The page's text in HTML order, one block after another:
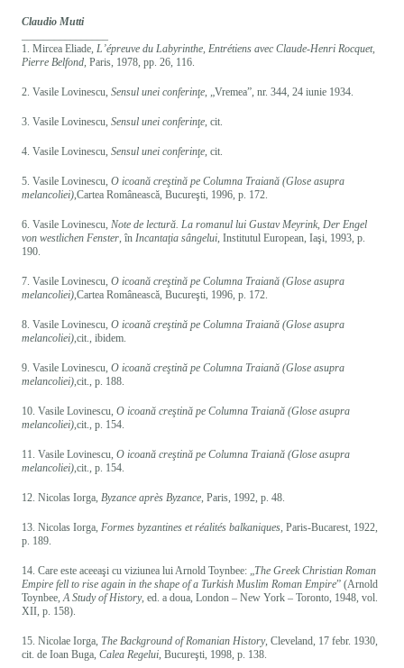
Claudio Mutti
1. Mircea Eliade,L’épreuve du Labyrinthe, Entrétiens avec Claude-Henri Rocquet,
Pierre Belfond,Paris, 1978, pp. 26, 116.
2. Vasile Lovinescu,Sensul unei conferinţe, „Vremea”, nr. 344, 24 iunie 1934.
3. Vasile Lovinescu,Sensul unei conferinţe, cit.
4. Vasile Lovinescu,Sensul unei conferinţe, cit.
5. Vasile Lovinescu,O icoană creştină pe Columna Traiană (Glose asupra
melancoliei),Cartea Românească, Bucureşti, 1996, p. 172.
6. Vasile Lovinescu,Note de lectură. La romanul lui Gustav Meyrink, Der Engel
von westlichen Fenster, înIncantaţia sângelui, Institutul European, Iaşi, 1993, p.
190.
7. Vasile Lovinescu,O icoană creştină pe Columna Traiană (Glose asupra
melancoliei),Cartea Românească, Bucureşti, 1996, p. 172.
8. Vasile Lovinescu,O icoană creştină pe Columna Traiană (Glose asupra
melancoliei),cit., ibidem.
9. Vasile Lovinescu,O icoană creştină pe Columna Traiană (Glose asupra
melancoliei),cit., p. 188.
10. Vasile Lovinescu,O icoană creştină pe Columna Traiană (Glose asupra
melancoliei),cit., p. 154.
11. Vasile Lovinescu,O icoană creştină pe Columna Traiană (Glose asupra
melancoliei),cit., p. 154.
12. Nicolas Iorga,Byzance après Byzance, Paris, 1992, p. 48.
13. Nicolas Iorga,Formes byzantines et réalités balkaniques, Paris-Bucarest, 1922,
p. 189.
14. Care este aceeaşi cu viziunea lui Arnold Toynbee: „The Greek Christian Roman
Empire fell to rise again in the shape of a Turkish Muslim Roman Empire” (Arnold
Toynbee,A Study of History, ed. a doua, London – New York – Toronto, 1948, vol.
XII, p. 158).
15. Nicolae Iorga,The Background of Romanian History, Cleveland, 17 febr. 1930,
cit. de Ioan Buga,Calea Regelui, Bucureşti, 1998, p. 138.